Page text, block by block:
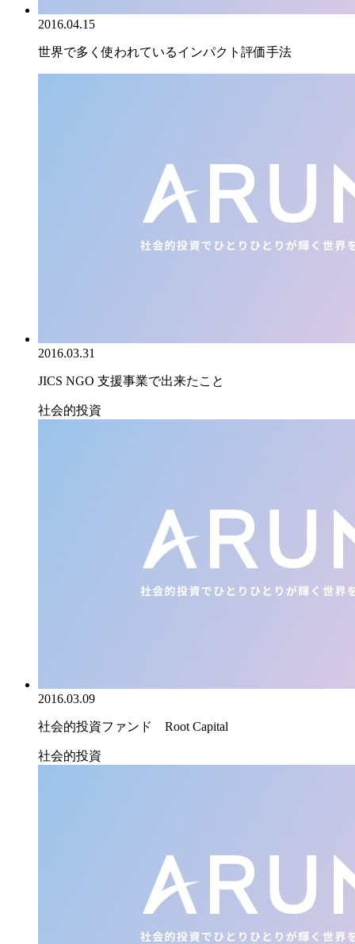
2016.04.15
世界で多く使われているインパクト評価手法
2016.03.31
JICS NGO 支援事業で出来たこと
社会的投資
2016.03.09
社会的投資ファンド Root Capital
社会的投資